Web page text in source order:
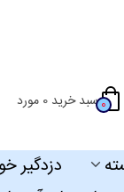
0سبد خرید 0 مورد
دزدگیر